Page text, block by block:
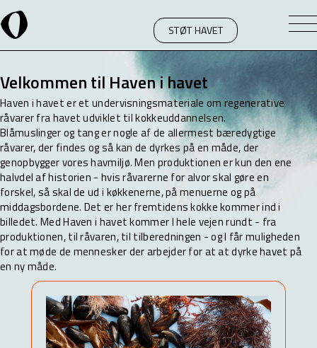
STØT HAVET
Velkommen til Haven i havet
Haven i havet er et undervisningsmateriale om regenerative
råvarer fra havet udviklet til kokkeuddannelsen.
Blåmuslinger og tang er nogle af de allermest bæredygtige
råvarer, der findes og så kan de dyrkes på en måde, der
genopbygger vores havmiljø. Men produktionen er kun den ene
halvdel af historien - hvis råvarerne for alvor skal gøre en
forskel, så skal de ud i køkkenerne, på menuerne og på
middagsbordene. Det er her fremtidens kokke kommer ind i
billedet. Med Haven i havet kommer I hele vejen rundt - fra
produktionen, til råvaren, til tilberedningen - og I får muligheden
for at møde de mennesker der arbejder for at at dyrke havet på
en ny måde.